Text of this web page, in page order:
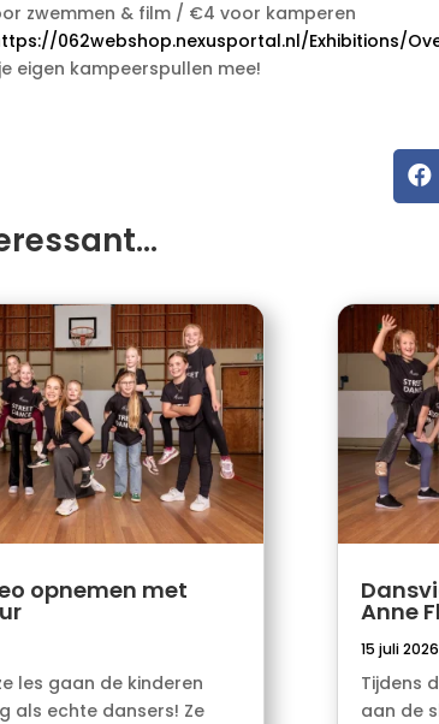
zwemmen & film / €4 voor kamperen
062webshop.nexusportal.nl/Exhibitions/
eigen kampeerspullen mee!

opnemen met
les gaan de kinderen
als echte dansers! Ze
Anne
15 juli 2026
Tijdens
aan de